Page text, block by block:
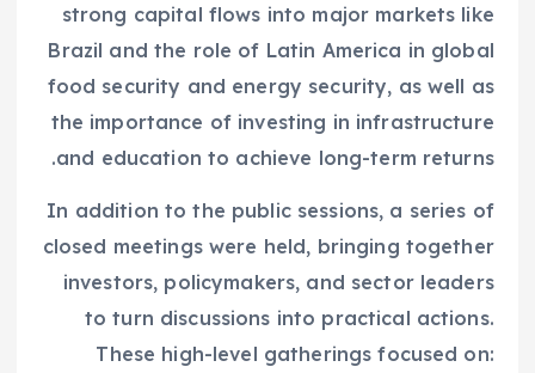
strong capital flows into major markets like
Brazil and the role of Latin America in global
food security and energy security, as well as
the importance of investing in infrastructure
and education to achieve long-term returns.
In addition to the public sessions, a series of
closed meetings were held, bringing together
investors, policymakers, and sector leaders
to turn discussions into practical actions.
These high-level gatherings focused on: